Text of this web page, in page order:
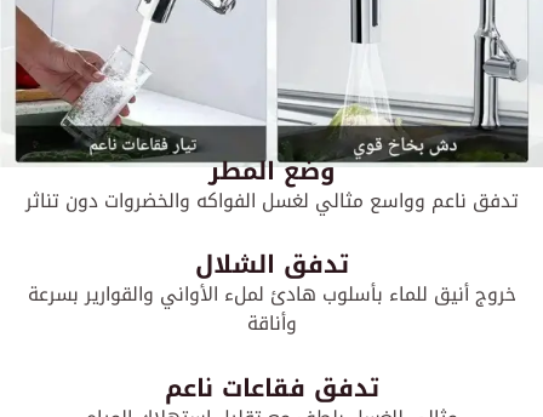
وضع المطر
تدفق ناعم وواسع مثالي لغسل الفواكه والخضروات دون تناثر
تدفق الشلال
خروج أنيق للماء بأسلوب هادئ لملء الأواني والقوارير بسرعة
وأناقة
تدفق فقاعات ناعم